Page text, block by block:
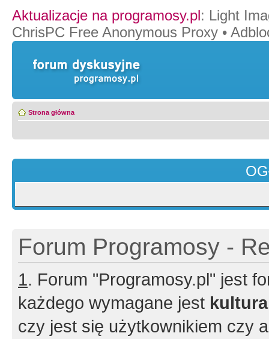
Aktualizacje na programosy.pl: Light
ChrisPC Free Anonymous Proxy •
Strona główna
Forum Programosy -
1. Forum "Programosy.pl" jest
każdego wymagane jest
czy jest się użytkownikiem czy